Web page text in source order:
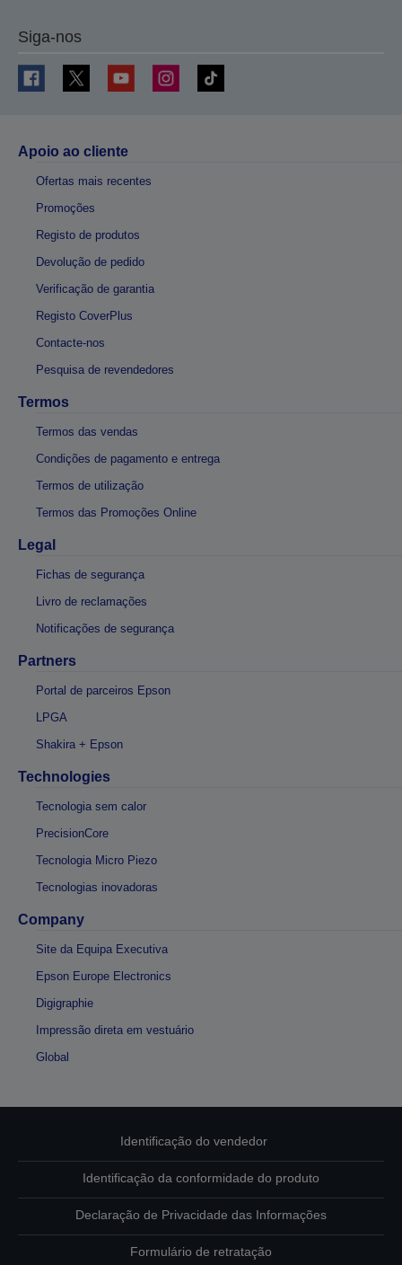
Siga-nos
Apoio ao cliente
Ofertas mais recentes
Promoções
Registo de produtos
Devolução de pedido
Verificação de garantia
Registo CoverPlus
Contacte-nos
Pesquisa de revendedores
Termos
Termos das vendas
Condições de pagamento e entrega
Termos de utilização
Termos das Promoções Online
Legal
Fichas de segurança
Livro de reclamações
Notificações de segurança
Partners
Portal de parceiros Epson
LPGA
Shakira + Epson
Technologies
Tecnologia sem calor
PrecisionCore
Tecnologia Micro Piezo
Tecnologias inovadoras
Company
Site da Equipa Executiva
Epson Europe Electronics
Digigraphie
Impressão direta em vestuário
Global
Identificação do vendedor
Identificação da conformidade do produto
Declaração de Privacidade das Informações
Formulário de retratação